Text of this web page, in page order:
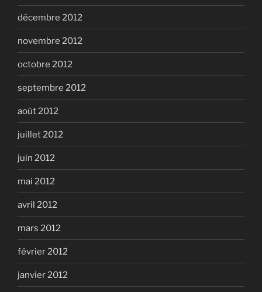
décembre 2012
novembre 2012
octobre 2012
septembre 2012
août 2012
juillet 2012
juin 2012
mai 2012
avril 2012
mars 2012
février 2012
janvier 2012